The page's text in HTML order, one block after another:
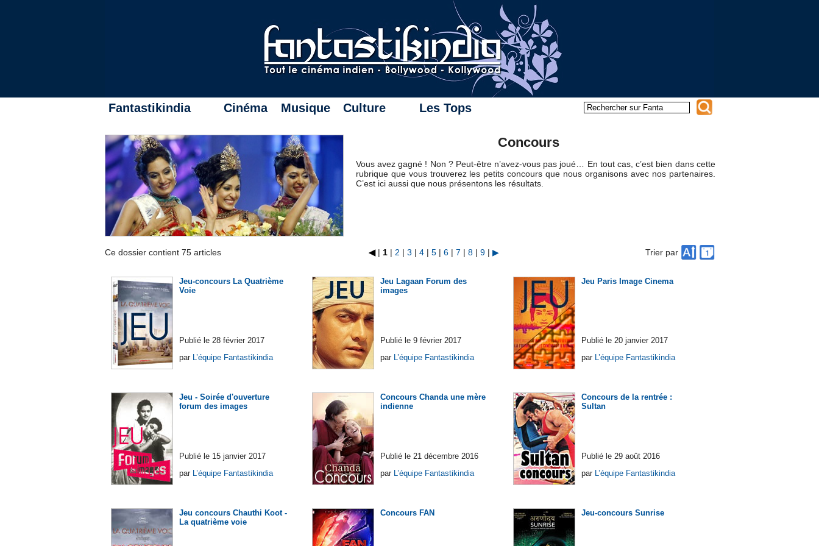
Fantastikindia Cinéma Musique Culture Les Tops
Concours
Vous avez gagné ! Non ? Peut-être n’avez-vous pas joué… En tout cas, c’est bien dans cette
rubrique que vous trouverez les petits concours que nous organisons avec nos partenaires.
C’est ici aussi que nous présentons les résultats.
Ce dossier contient 75 articles ◀| 1 | 2 | 3 | 4 | 5 | 6 | 7 | 8 | 9 | ▶ Trier par
Jeu-concours La Quatrième
Voie
Publié le 28 février 2017
par L’équipe Fantastikindia
Jeu Lagaan Forum des
images
Publié le 9 février 2017
par L’équipe Fantastikindia
Jeu Paris Image Cinema
Publié le 20 janvier 2017
par L’équipe Fantastikindia
Jeu - Soirée d'ouverture
forum des images
Publié le 15 janvier 2017
par L’équipe Fantastikindia
Concours Chanda une mère
indienne
Publié le 21 décembre 2016
par L’équipe Fantastikindia
Concours de la rentrée :
Sultan
Publié le 29 août 2016
par L’équipe Fantastikindia
Jeu concours Chauthi Koot -
La quatrième voie
Concours FAN Jeu-concours Sunrise